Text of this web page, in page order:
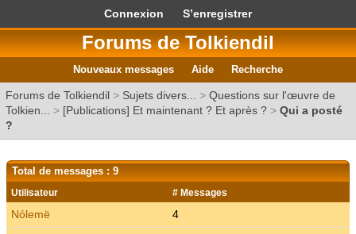
Connexion S’enregistrer
Forums de Tolkiendil
Nouveaux messages Aide Recherche
Forums de Tolkiendil > Sujets divers... > Questions sur l'œuvre de
Tolkien...
> [Publications] Et maintenant ? Et après ? > Qui a posté
?
Total de messages : 9
Utilisateur # Messages
Nólemë
4